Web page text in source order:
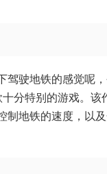
驶地铁的感觉呢
分特别的游戏。
制地铁的速度，以